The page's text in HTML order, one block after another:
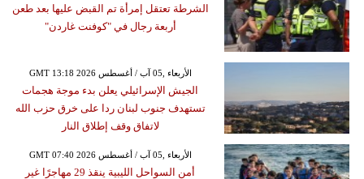
الشرطة تعتقل إمرأة تم القبض عليها بعد طعن
أربعة رجال في "كوفنت غاردن"
GMT 13:18 2026 الأربعاء ,05 آب / أغسطس
الجيش الإسرائيلي يعلن بدء موجة هجمات
تستهدف جنوب لبنان ردا على خرق حزب الله
لاتفاق وقف إطلاق النار
GMT 07:40 2026 الأربعاء ,05 آب / أغسطس
أمن السواحل الليبية ينقذ 29 مهاجرًا غير